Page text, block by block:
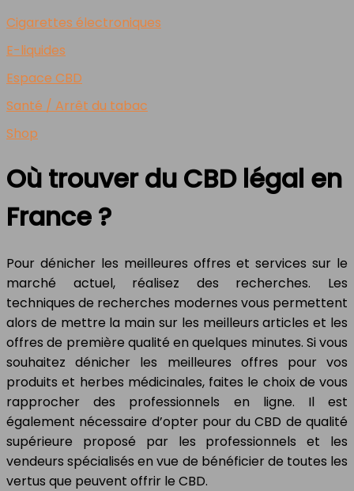
Cigarettes électroniques
E-liquides
Espace CBD
Santé / Arrêt du tabac
Shop
Où trouver du CBD légal en
France ?
Pour dénicher les meilleures offres et services sur le
marché actuel, réalisez des recherches. Les
techniques de recherches modernes vous permettent
alors de mettre la main sur les meilleurs articles et les
offres de première qualité en quelques minutes. Si vous
souhaitez dénicher les meilleures offres pour vos
produits et herbes médicinales, faites le choix de vous
rapprocher des professionnels en ligne. Il est
également nécessaire d’opter pour du CBD de qualité
supérieure proposé par les professionnels et les
vendeurs spécialisés en vue de bénéficier de toutes les
vertus que peuvent offrir le CBD.